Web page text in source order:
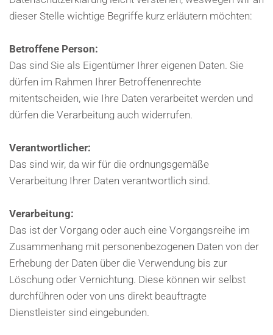
dieser Stelle wichtige Begriffe kurz erläutern möchten:
Betroffene Person:
Das sind Sie als Eigentümer Ihrer eigenen Daten. Sie
dürfen im Rahmen Ihrer Betroffenenrechte
mitentscheiden, wie Ihre Daten verarbeitet werden und
dürfen die Verarbeitung auch widerrufen.
Verantwortlicher:
Das sind wir, da wir für die ordnungsgemäße
Verarbeitung Ihrer Daten verantwortlich sind.
Verarbeitung:
Das ist der Vorgang oder auch eine Vorgangsreihe im
Zusammenhang mit personenbezogenen Daten von der
Erhebung der Daten über die Verwendung bis zur
Löschung oder Vernichtung. Diese können wir selbst
durchführen oder von uns direkt beauftragte
Dienstleister sind eingebunden.